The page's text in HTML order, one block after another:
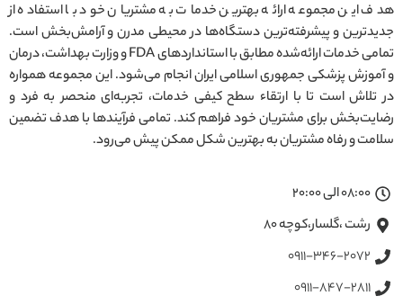
هدف این مجموعه ارائه بهترین خدمات به مشتریان خود با استفاده از
جدیدترین و پیشرفته‌ترین دستگاه‌ها در محیطی مدرن و آرامش‌بخش است.
تمامی خدمات ارائه‌شده مطابق با استانداردهای FDA و وزارت بهداشت، درمان
و آموزش پزشکی جمهوری اسلامی ایران انجام می‌شود. این مجموعه همواره
در تلاش است تا با ارتقاء سطح کیفی خدمات، تجربه‌ای منحصر به فرد و
رضایت‌بخش برای مشتریان خود فراهم کند. تمامی فرآیندها با هدف تضمین
سلامت و رفاه مشتریان به بهترین شکل ممکن پیش می‌رود.
08:00 الی 20:00
رشت ،گلسار،کوچه ۸۰
0911-346-2072
0911-847-2811